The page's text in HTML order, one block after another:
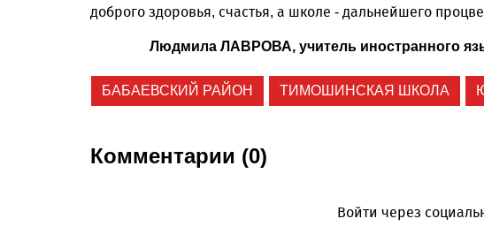
доброго здоровья, счастья, а школе - дальнейшего
Людмила ЛАВРОВА, учитель иностранного
БАБАЕВСКИЙ РАЙОН ТИМОШИНСКАЯ ШКОЛА
Комментарии (0)
Войти через